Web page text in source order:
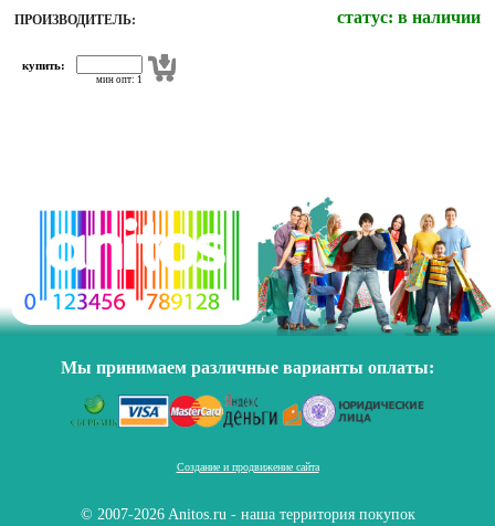
ПРОИЗВОДИТЕЛЬ: статус: в наличии
купить:
мин опт: 1
Мы принимаем различные варианты оплаты:
Создание и продвижение сайта
© 2007-2026 Anitos.ru - наша территория покупок